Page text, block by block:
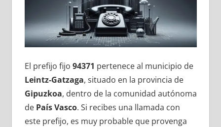
El prefijo fijo 94371 pertenece al municipio dе
Leintz-Gatzaga, situado en la provincia dе
Gipuzkoa, dentro dе la comunidad autónoma
dе País Vasco. Si recibes una llamada сοn
еstе prefijo, es muy probable quе provenga